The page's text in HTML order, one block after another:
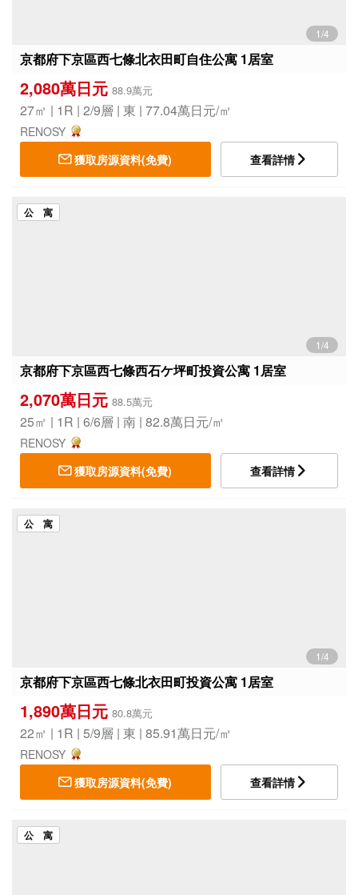
1/4
京都府下京區西七條北衣田町自住公寓 1居室
2,080萬日元 88.9萬元
27㎡ | 1R | 2/9層 | 東 | 77.04萬日元/㎡
RENOSY
獲取房源資料(免費)
查看詳情
公 寓
1/4
京都府下京區西七條西石ケ坪町投資公寓 1居室
2,070萬日元 88.5萬元
25㎡ | 1R | 6/6層 | 南 | 82.8萬日元/㎡
RENOSY
獲取房源資料(免費)
查看詳情
公 寓
1/4
京都府下京區西七條北衣田町投資公寓 1居室
1,890萬日元 80.8萬元
22㎡ | 1R | 5/9層 | 東 | 85.91萬日元/㎡
RENOSY
獲取房源資料(免費)
查看詳情
公 寓